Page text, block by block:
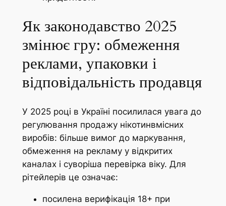
Як законодавство 2025
змінює гру: обмеження
реклами, упаковки і
відповідальність продавця
У 2025 році в Україні посилилася увага до
регулювання продажу нікотинвмісних
виробів: більше вимог до маркування,
обмеження на рекламу у відкритих
каналах і суворіша перевірка віку. Для
рітейлерів це означає:
посилена верифікація 18+ при